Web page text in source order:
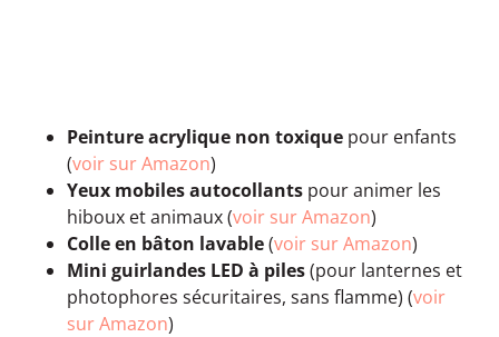
Peinture acrylique non toxique pour enfants
(voir sur Amazon)
Yeux mobiles autocollants pour animer les
hiboux et animaux (voir sur Amazon)
Colle en bâton lavable(voir sur Amazon)
Mini guirlandes LED à piles(pour lanternes et
photophores sécuritaires, sans flamme) (voir
sur Amazon)